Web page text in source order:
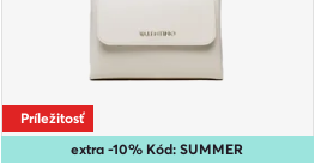
extra -10% Kód: SUMMER
Príležitosť